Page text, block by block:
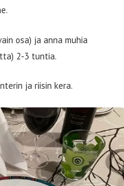
osa) ja anna muhia
2-3 tuntia.
ja riisin kera.